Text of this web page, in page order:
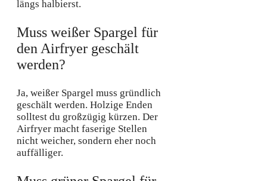
längs halbierst.
Muss weißer Spargel für
den Airfryer geschält
werden?
Ja, weißer Spargel muss gründlich
geschält werden. Holzige Enden
solltest du großzügig kürzen. Der
Airfryer macht faserige Stellen
nicht weicher, sondern eher noch
auffälliger.